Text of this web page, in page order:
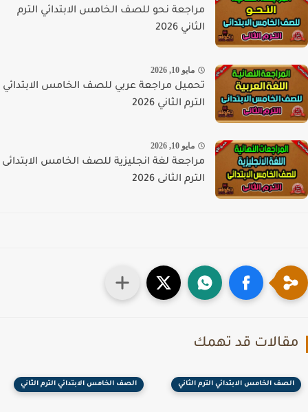
مراجعة نحو للصف الخامس الابتدائي الترم
الثاني 2026
مايو 10, 2026
تحميل مراجعة عربي للصف الخامس الابتدائي
الترم الثاني 2026
مايو 10, 2026
مراجعة لغة انجليزية للصف الخامس الابتدائى
الترم الثانى 2026
قد تهمك
الصف الخامس الابتدائي الترم الثاني الصف الخامس الابتدائي الترم الثاني